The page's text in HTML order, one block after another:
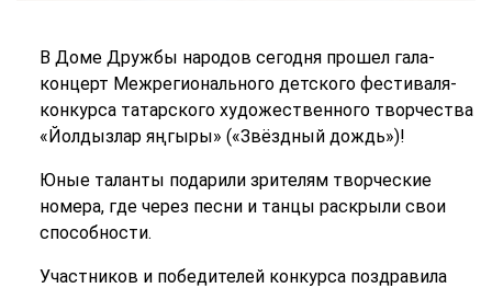
В Доме Дружбы народов сегодня прошел гала-
концерт Межрегионального детского фестиваля-
конкурса татарского художественного творчества
«Йолдызлар яңгыры» («Звёздный дождь»)!
Юные таланты подарили зрителям творческие
номера, где через песни и танцы раскрыли свои
способности.
Участников и победителей конкурса поздравила